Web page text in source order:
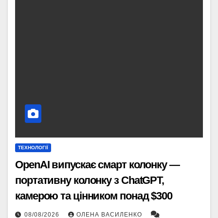
ТЕХНОЛОГІЇ
OpenAI випускає смарт колонку —
портативну колонку з ChatGPT,
камерою та цінником понад $300
08/08/2026 ОЛЕНА ВАСИЛЕНКО